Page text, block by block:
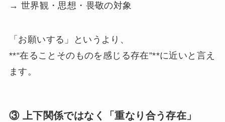
→ 世界観・思想・畏敬の対象
「お願いする」というより、
**“在ることそのものを感じる存在”**に近いと言え
ます。
③ 上下関係ではなく「重なり合う存在」